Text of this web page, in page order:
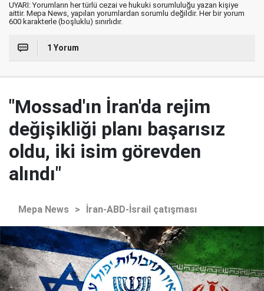
UYARI: Yorumların her türlü cezai ve hukuki sorumluluğu yazan kişiye
aittir. Mepa News, yapılan yorumlardan sorumlu değildir. Her bir yorum
600 karakterle (boşluklu) sınırlıdır.
1 Yorum
"Mossad'ın İran'da rejim
değişikliği planı başarısız
oldu, iki isim görevden
alındı"
Mepa News > İran-ABD-İsrail çatışması